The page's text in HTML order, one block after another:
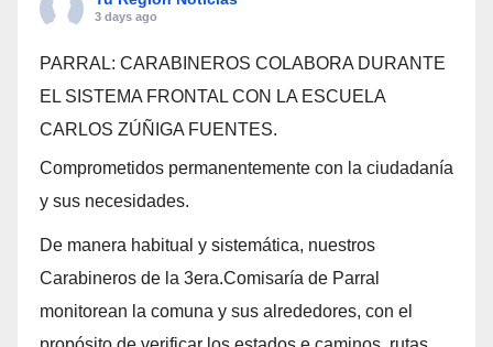
3 days ago
PARRAL: CARABINEROS COLABORA DURANTE
EL SISTEMA FRONTAL CON LA ESCUELA
CARLOS ZÚÑIGA FUENTES.
Comprometidos permanentemente con la ciudadanía
y sus necesidades.
De manera habitual y sistemática, nuestros
Carabineros de la 3era.Comisaría de Parral
monitorean la comuna y sus alrededores, con el